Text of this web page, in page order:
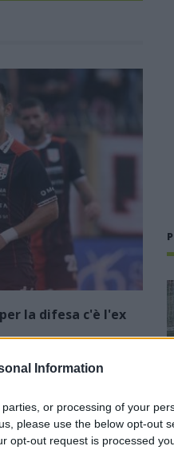
Information
or processing of your
please use the below opt-out
opt-out request is processed
la difesa c'è l'ex
classe 1988 che
(59 presenze) e, di fatto, la